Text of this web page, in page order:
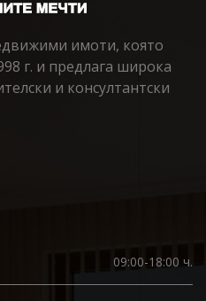
имоти, която
г. и предлага широка
и консултантски
09:00-18:00 ч.